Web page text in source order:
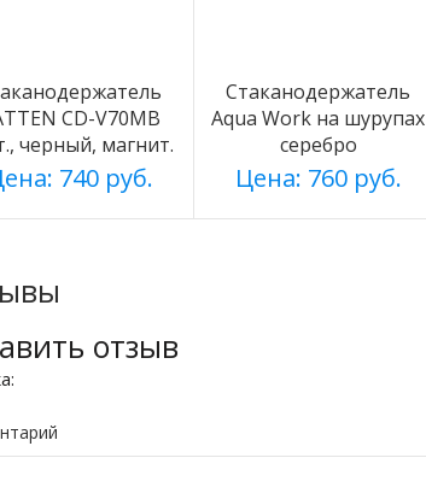
CD-V70MB
черный, магнит.
740 руб.
Стаканодержатель
Aqua Work на шурупах
серебро
Цена: 760 руб.
отзыв